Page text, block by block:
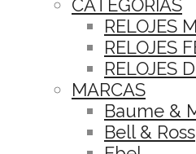
CATEGORÍAS
RELOJES
RELOJES
RELOJES
MARCAS
Baume &
Bell & Ross